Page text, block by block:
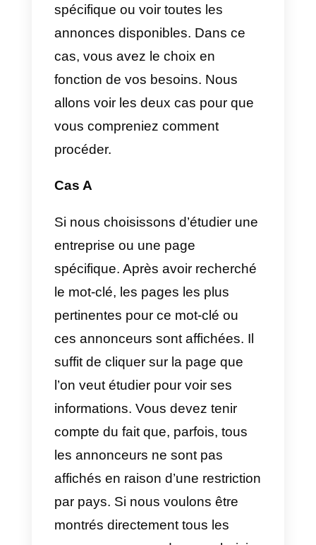
2) Choisissez le mot-clé
Ensuite, nous devons filtrer par
mot-clé ce que nous voulons voir
apparaître, dans ce cas nous
au chocolat). Comme vous
pouvez le voir, nous avons filtré
plusieurs résultats et une fois que
nous avons cliqué sur la
recherche, les annonces actives
commencent à apparaître.